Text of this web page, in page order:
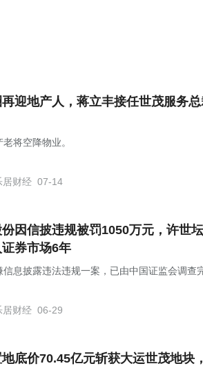
迎地产人，蒋立丰接任世茂服务
将空降物业。
居财经 07-14
因信披违规被罚1050万元，许世
券市场6年
信息披露违法违规一案，已由中国证监会调查
居财经 06-29
底价70.45亿元斩获大运世茂地块